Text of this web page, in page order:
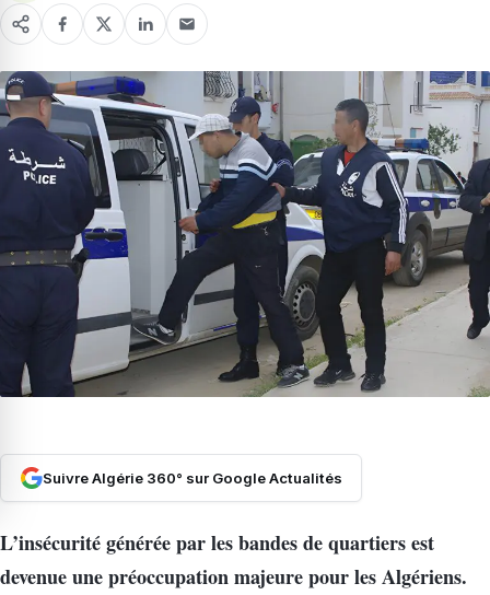
Suivre Algérie 360° sur Google Actualités
L’insécurité générée par les bandes de quartiers est
devenue une préoccupation majeure pour les Algériens.